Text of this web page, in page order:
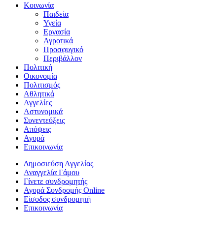
Κοινωνία
Παιδεία
Υγεία
Εργασία
Αγροτικά
Προσφυγικό
Περιβάλλον
Πολιτική
Οικονομία
Πολιτισμός
Αθλητικά
Αγγελίες
Αστυνομικά
Συνεντεύξεις
Απόψεις
Αγορά
Επικοινωνία
Δημοσιεύση Αγγελίας
Αναγγελία Γάμου
Γίνετε συνδρομητής
Αγορά Συνδρομής Online
Είσοδος συνδρομητή
Επικοινωνία